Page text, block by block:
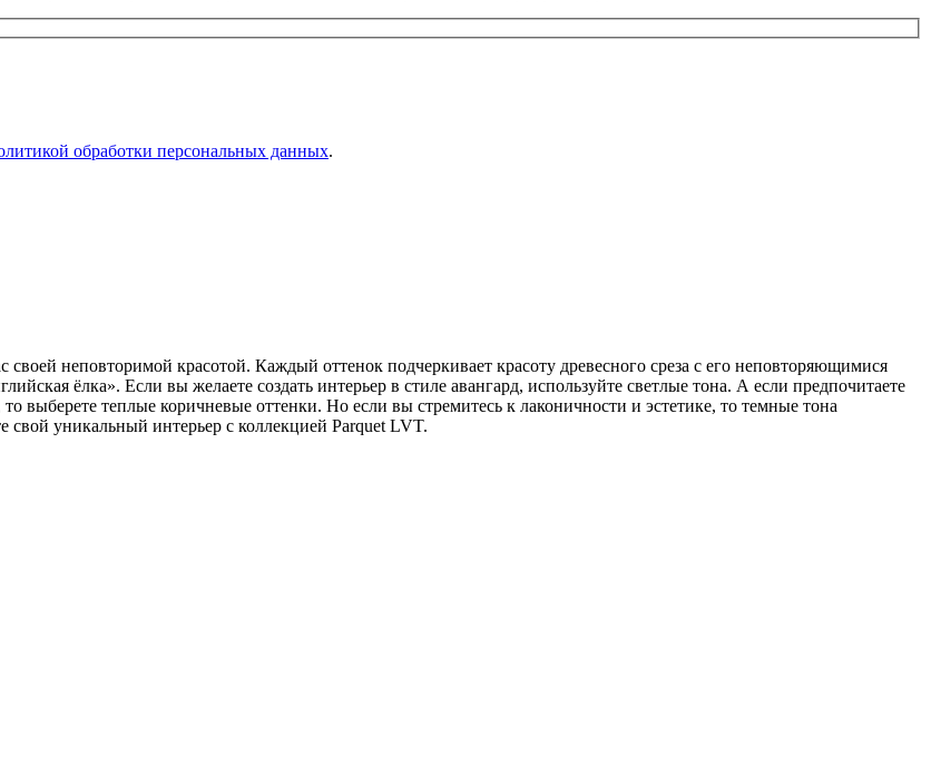
обработки персональных данных.
неповторимой красотой. Каждый оттенок подчеркивает красоту древесного среза с его неповторяющимися
ёлка». Если вы желаете создать интерьер в стиле авангард, используйте светлые тона. А если предпочитаете
теплые коричневые оттенки. Но если вы стремитесь к лаконичности и эстетике, то темные тона
уникальный интерьер с коллекцией Parquet LVT.